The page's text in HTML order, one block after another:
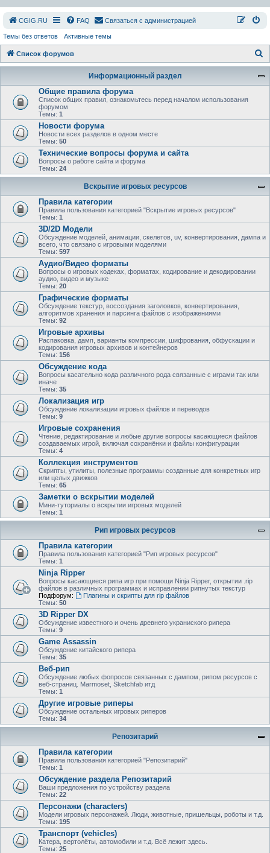
СGIG.RU FAQ Связаться с администрацией
Темы без ответов Активные темы
Список форумов
о
Информационный раздел
Общие правила форума
Список общих правил, ознакомьтесь перед началом использования
форумом
Темы: 1
Новости форума
Новости всех разделов в одном месте
Темы: 50
Технические вопросы форума и сайта
Вопросы о работе сайта и форума
Темы: 24
Вскрытие игровых ресурсов
Правила категории
Правила пользования категорией "Вскрытие игровых ресурсов"
Темы: 1
3D/2D Модели
Обсуждение моделей, анимации, скелетов, uv, конвертирования, дампа и
всего, что связано с игровыми моделями
Темы: 597
Аудио/Видео форматы
Вопросы о игровых кодеках, форматах, кодирование и декодировании
аудио, видео и музыке
Темы: 20
Графические форматы
Обсуждение текстур, воссоздания заголовков, конвертирования,
алгоритмов хранения и парсинга файлов с изображениями
Темы: 92
Игровые архивы
Распаковка, дамп, варианты компрессии, шифрования, обфускации и
кодирования игровых архивов и контейнеров
Темы: 156
Обсуждение кода
Вопросы касательно кода различного рода связанные с играми так или
иначе
Темы: 35
Локализация игр
Обсуждение локализации игровых файлов и переводов
Темы: 9
Игровые сохранения
Чтение, редактирование и любые другие вопросы касающиеся файлов
создаваемых игрой, включая сохранёнки и файлы конфигурации
Темы: 4
Коллекция инструментов
Скрипты, утилиты, полезные программы созданные для конкретных игр
или целых движков
Темы: 65
Заметки о вскрытии моделей
Мини-туториалы о вскрытии игровых моделей
Темы: 1
Рип игровых ресурсов
Правила категории
Правила пользования категорией "Рип игровых ресурсов"
Темы: 1
Ninja Ripper
Вопросы касающиеся рипа игр при помощи Ninja Ripper, открытии .rip
файлов в различных программах и исправлении рипнутых текстур
Подфорум:
Плагины и скрипты для rip файлов
Темы: 50
3D Ripper DX
Обсуждение известного и очень древнего украниского рипера
Темы: 9
Game Assassin
Обсуждение китайского рипера
Темы: 35
Веб-рип
Обсуждение любых фопросов связанных с дампом, рипом ресурсов с
веб-страниц. Marmoset, Sketchfab итд
Темы: 1
Другие игровые риперы
Обсуждение остальных игровых риперов
Темы: 34
Репозитарий
Правила категории
Правила пользования категорией "Репозитарий"
Темы: 1
Обсуждение раздела Репозитарий
Ваши предложения по устройству раздела
Темы: 22
Персонажи (characters)
Модели игровых персонажей. Люди, животные, пришельцы, роботы и т.д.
Темы: 195
Транспорт (vehicles)
Катера, вертолёты, автомобили и т.д. Всё лежит здесь.
Темы: 25